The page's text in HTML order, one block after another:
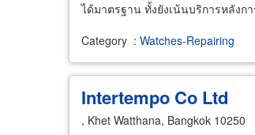
ได้มาตรฐาน ทั้งยังเน้นบริการหลัง
Category : Watches-Repairing
Intertempo Co Ltd
, Khet Watthana, Bangkok 10250